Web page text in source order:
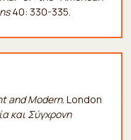
40: 330-335.
and Modern. London
και Σύγχρονη